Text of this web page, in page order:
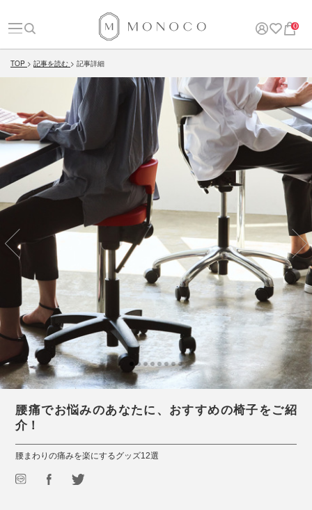
0
TOP 記事を読む 記事詳細
腰痛でお悩みのあなたに、おすすめの椅子をご紹
介！
腰まわりの痛みを楽にするグッズ12選